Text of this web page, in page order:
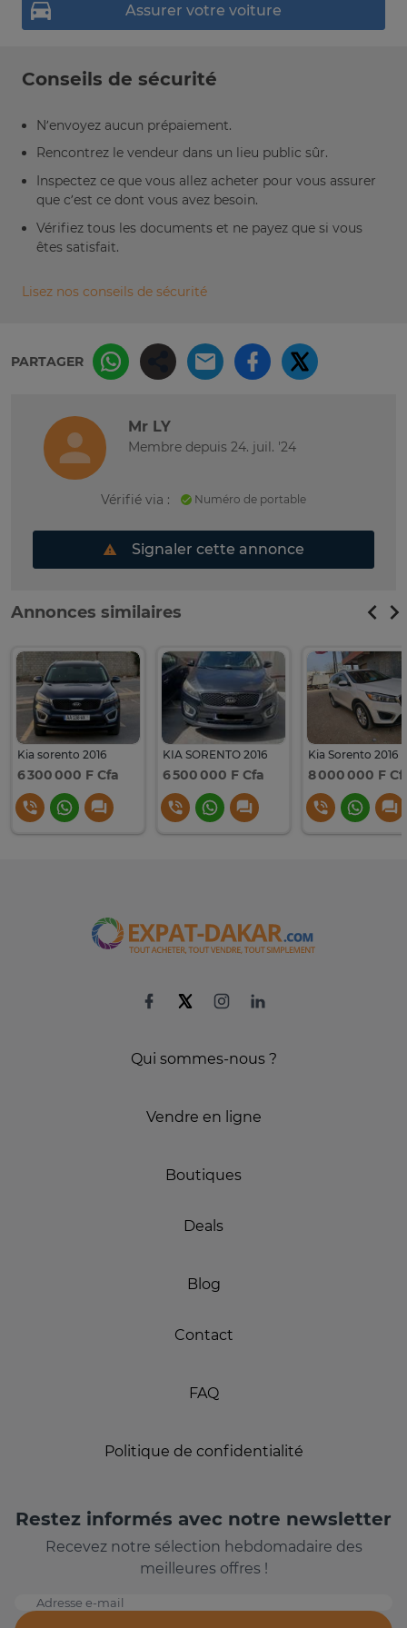
Assurer votre voiture
Conseils de sécurité
N’envoyez aucun prépaiement.
Rencontrez le vendeur dans un lieu public sûr.
Inspectez ce que vous allez acheter pour vous assurer
que c’est ce dont vous avez besoin.
Vérifiez tous les documents et ne payez que si vous
êtes satisfait.
Lisez nos conseils de sécurité
PARTAGER
Mr LY
Membre depuis 24. juil. '24
Vérifié via : Numéro de portable
Signaler cette annonce
Annonces similaires
Kia sorento 2016
6 300 000 F Cfa
KIA SORENTO 2016
6 500 000 F Cfa
Kia Sorento 2016
8 000 000 F
Qui sommes-nous ?
Vendre en ligne
Boutiques
Deals
Blog
Contact
FAQ
Politique de confidentialité
Restez informés avec notre newsletter
Recevez notre sélection hebdomadaire des
meilleures offres !
Adresse e-mail